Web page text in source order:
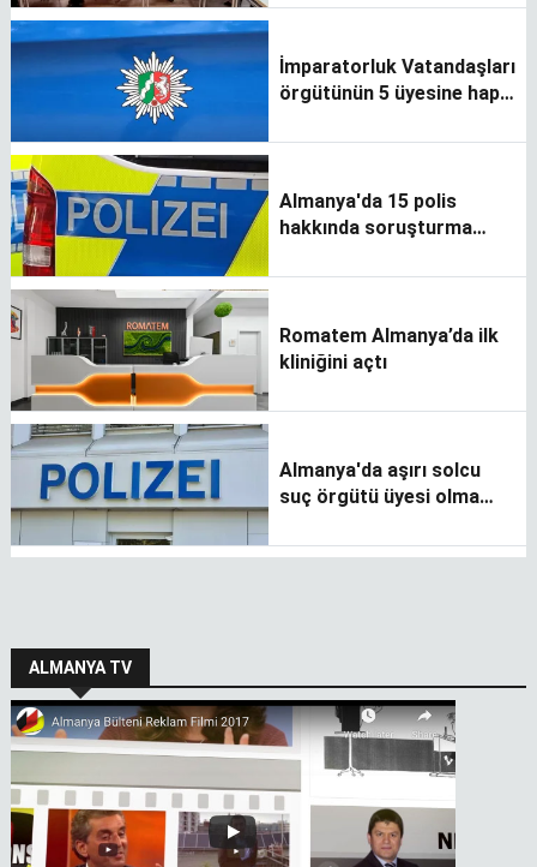
İmparatorluk Vatandaşları
örgütünün 5 üyesine hapis
Almanya'da 15 polis
hakkında soruşturma
Romatem Almanya’da ilk
kliniğini açtı
Almanya'da aşırı solcu
suç örgütü üyesi olma
alındı
ALMANYA TV